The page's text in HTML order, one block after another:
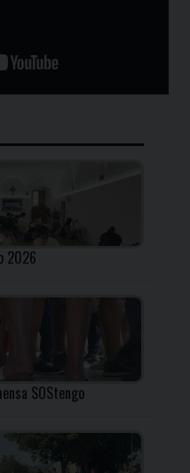
2026
SOStengo